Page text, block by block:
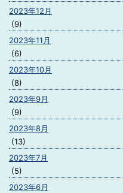
2023年12月
(9)
2023年11月
(6)
2023年10月
(8)
2023年9月
(9)
2023年8月
(13)
2023年7月
(5)
2023年6月